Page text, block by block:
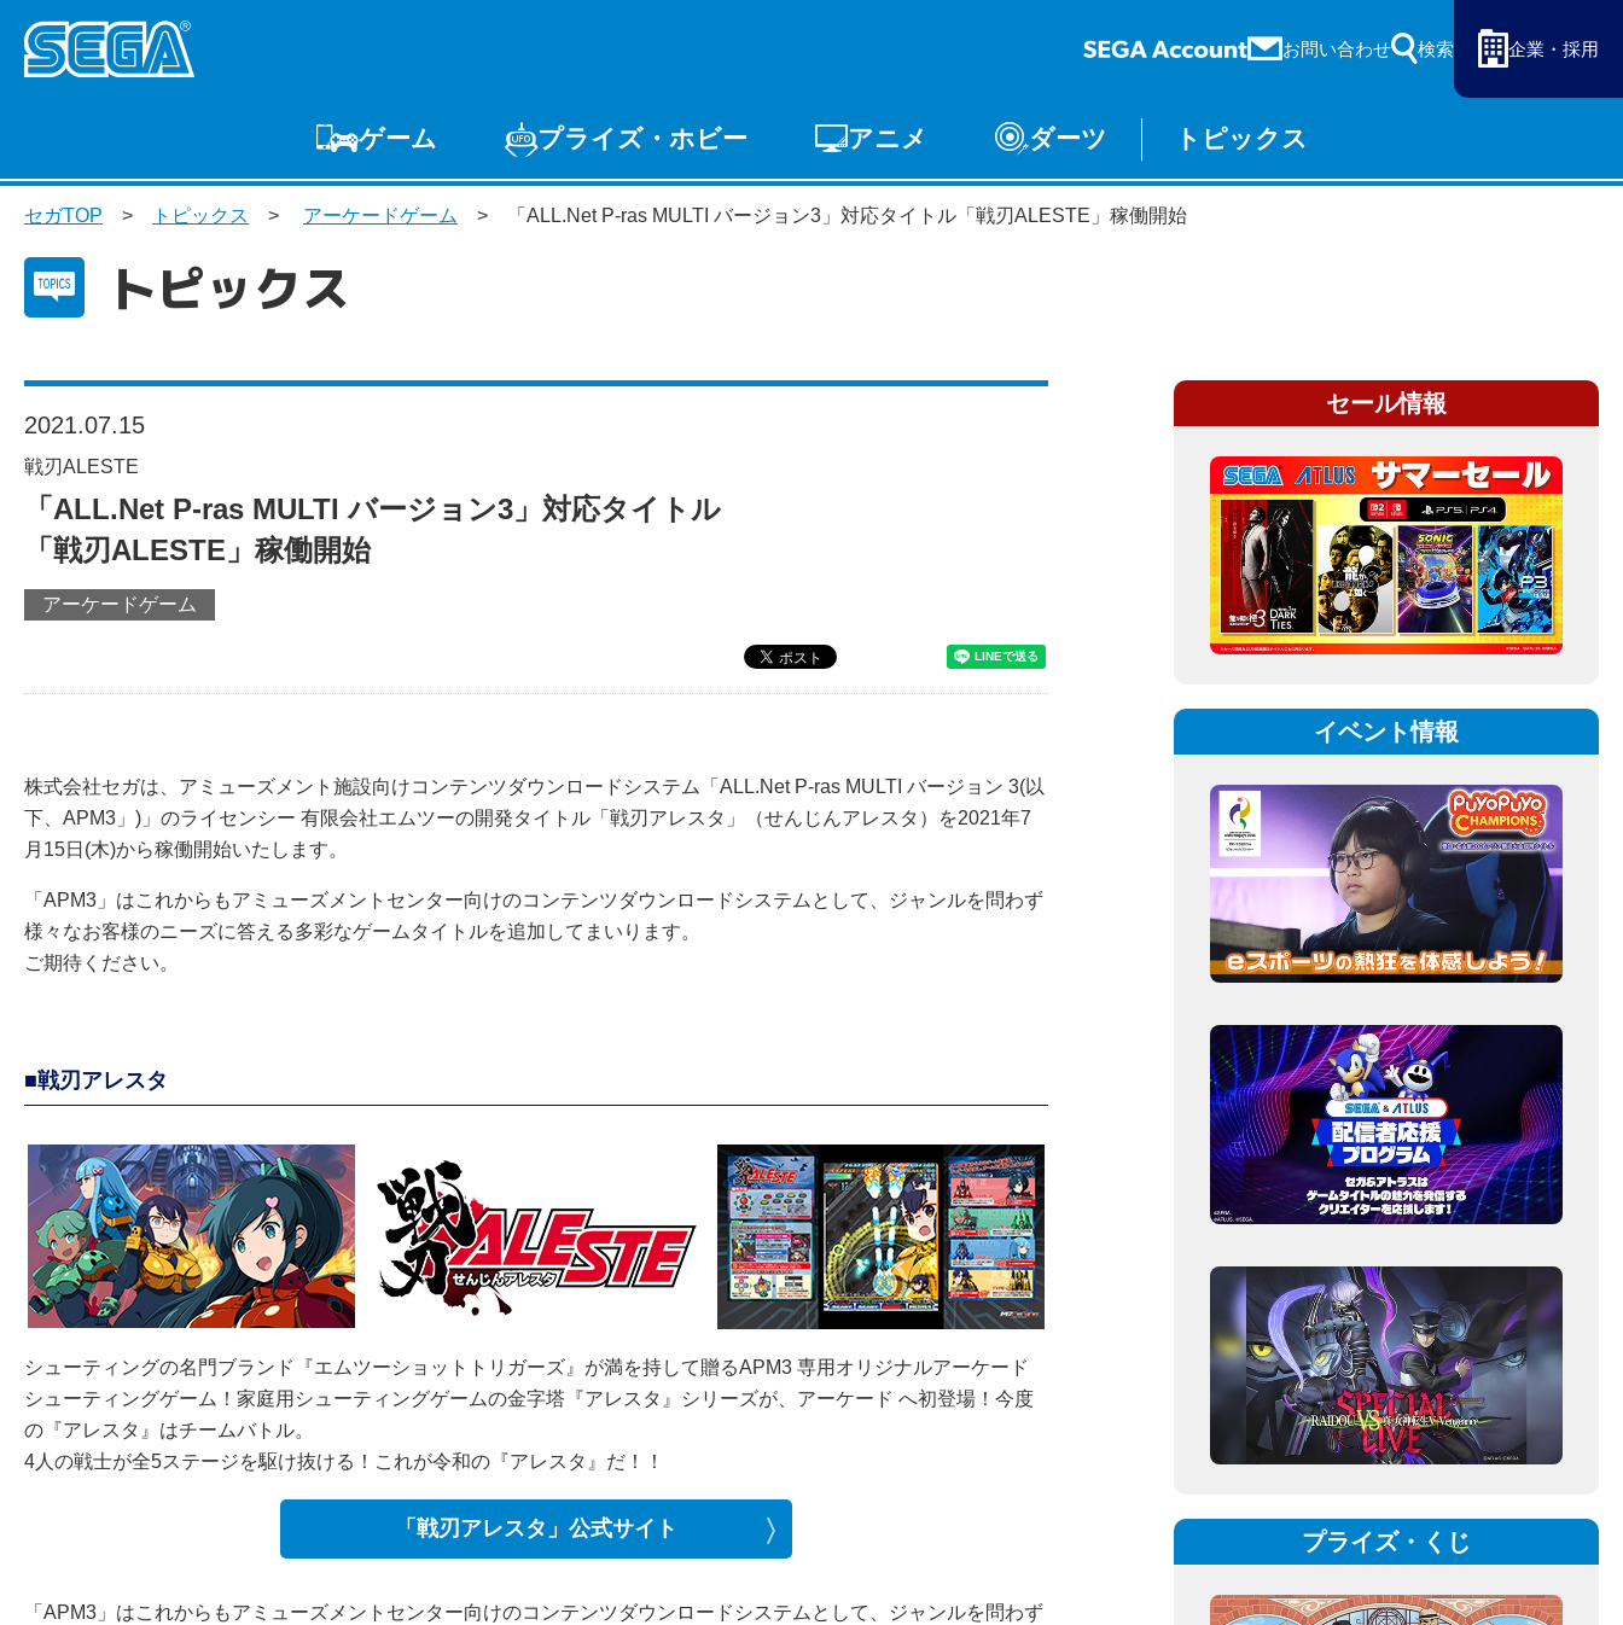
お問い合わせ 検索 企業・採用
ゲーム
ゲームTOP 家庭用ゲーム PCゲーム スマホゲーム アーケードゲーム
プライズ・ホビー
プライズ トイ S-FIRE セガ ラッキーくじ
セガ ラッキーくじ
オンライン
アニメ ダーツ トピックス
セガTOP トピックス アーケードゲーム 「ALL.Net P-ras MULTI バージョン3」対応タイトル「戦刃ALESTE」稼働開始
トピックス
2021.07.15
戦刃ALESTE
「ALL.Net P-ras MULTI バージョン3」対応タイトル
「戦刃ALESTE」稼働開始
アーケードゲーム
株式会社セガは、アミューズメント施設向けコンテンツダウンロードシステム「ALL.Net P-ras MULTI バージョン 3(以
下、APM3」)」のライセンシー 有限会社エムツーの開発タイトル「戦刃アレスタ」（せんじんアレスタ）を2021年7
月15日(木)から稼働開始いたします。
「APM3」はこれからもアミューズメントセンター向けのコンテンツダウンロードシステムとして、ジャンルを問わず
様々なお客様のニーズに答える多彩なゲームタイトルを追加してまいります。
ご期待ください。
■戦刃アレスタ
シューティングの名門ブランド『エムツーショットトリガーズ』が満を持して贈るAPM3 専用オリジナルアーケード
シューティングゲーム！家庭用シューティングゲームの金字塔『アレスタ』シリーズが、アーケード へ初登場！今度
の『アレスタ』はチームバトル。
4人の戦士が全5ステージを駆け抜ける！これが令和の『アレスタ』だ！！
「戦刃アレスタ」公式サイト
「APM3」はこれからもアミューズメントセンター向けのコンテンツダウンロードシステムとして、ジャンルを問わず
セール情報
イベント情報
プライズ・くじ